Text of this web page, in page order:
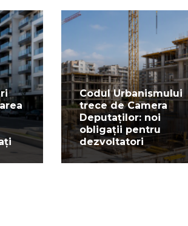
Codul Urbanismului
trece de Camera
Deputaților: noi
obligații pentru
dezvoltatori